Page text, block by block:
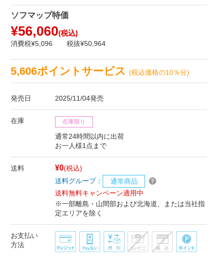
ソフマップ特価
¥56,060(税込)
消費税¥5,096 税抜¥50,964
5,606ポイントサービス(税込価格の10％分)
発売日 2025/11/04発売
在庫 在庫限り
通常24時間以内に出荷
お一人様1点まで
送料 ¥0(税込)
送料グループ：
通常商品
送料無料キャンペーン適用中
※一部離島・山間部および北海道、または当社指
定エリアを除く
お支払い
方法